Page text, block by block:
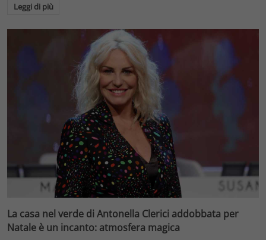
Leggi di più
La casa nel verde di Antonella Clerici addobbata per
Natale è un incanto: atmosfera magica